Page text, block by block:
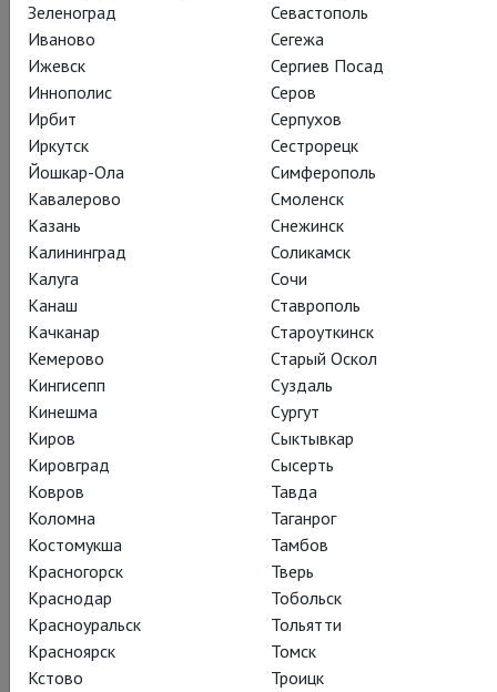
Метрополитен опера представляет документальный фильм
«Янник: путь артиста» режиссёра Сьюзен Фрёмке, лауреата
премии «Грэмми». Фильм рассказывает о воодушевляющей
карьере канадского дирижёра Янника Незе-Сегена – от
десятилетнего мальчика, только начавшего дирижировать,
до художественного руководителя Метрополитен, одного
из крупнейших мировых театров. Алхимия творческого
процесса и размышления о том, что такое быть артистом, а
также отрывки из «Травиаты» и «Диалогов кармелиток» –
всё это можно будет увидеть в фильме.
Поделиться:
Подписаться на рассылку
СОСТАВ
Действующие лица и исполнители
Зеленоград
Иваново
Ижевск
Иннополис
Ирбит
Иркутск
Йошкар-Ола
Кавалерово
Казань
Калининград
Калуга
Канаш
Качканар
Кемерово
Кингисепп
Кинешма
Киров
Кировград
Ковров
Коломна
Костомукша
Красногорск
Краснодар
Красноуральск
Красноярск
Кстово
Севастополь
Сегежа
Сергиев Посад
Серов
Серпухов
Сестрорецк
Симферополь
Смоленск
Снежинск
Соликамск
Сочи
Ставрополь
Староуткинск
Старый Оскол
Суздаль
Сургут
Сыктывкар
Сысерть
Тавда
Таганрог
Тамбов
Тверь
Тобольск
Тольятти
Томск
Троицк